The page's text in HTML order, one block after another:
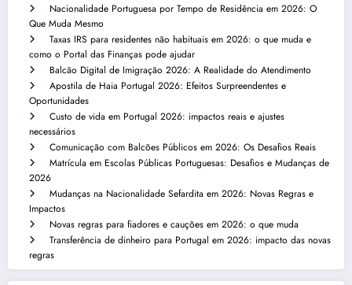
Nacionalidade Portuguesa por Tempo de Residência em 2026: O
Que Muda Mesmo
Taxas IRS para residentes não habituais em 2026: o que muda e
como o Portal das Finanças pode ajudar
Balcão Digital de Imigração 2026: A Realidade do Atendimento
Apostila de Haia Portugal 2026: Efeitos Surpreendentes e
Oportunidades
Custo de vida em Portugal 2026: impactos reais e ajustes
necessários
Comunicação com Balcões Públicos em 2026: Os Desafios Reais
Matrícula em Escolas Públicas Portuguesas: Desafios e Mudanças de
2026
Mudanças na Nacionalidade Sefardita em 2026: Novas Regras e
Impactos
Novas regras para fiadores e cauções em 2026: o que muda
Transferência de dinheiro para Portugal em 2026: impacto das novas
regras